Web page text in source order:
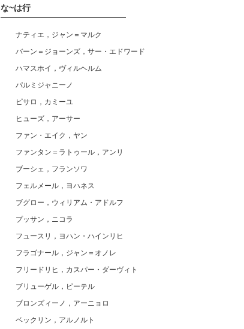
な~は行
ナティエ，ジャン＝マルク
バーン＝ジョーンズ，サー・エドワード
ハマスホイ，ヴィルヘルム
パルミジャニーノ
ピサロ，カミーユ
ヒューズ，アーサー
ファン・エイク，ヤン
ファンタン＝ラトゥール，アンリ
ブーシェ，フランソワ
フェルメール，ヨハネス
ブグロー，ウィリアム・アドルフ
プッサン，ニコラ
フュースリ，ヨハン・ハインリヒ
フラゴナール，ジャン＝オノレ
フリードリヒ，カスパー・ダーヴィト
ブリューゲル，ピーテル
ブロンズィーノ，アーニョロ
ベックリン，アルノルト